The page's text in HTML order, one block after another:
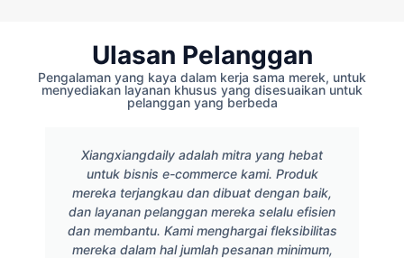
Ulasan Pelanggan
Pengalaman yang kaya dalam kerja sama merek, untuk
menyediakan layanan khusus yang disesuaikan untuk
pelanggan yang berbeda
Xiangxiangdaily adalah mitra yang hebat
untuk bisnis e-commerce kami. Produk
mereka terjangkau dan dibuat dengan baik,
dan layanan pelanggan mereka selalu efisien
dan membantu. Kami menghargai fleksibilitas
mereka dalam hal jumlah pesanan minimum,